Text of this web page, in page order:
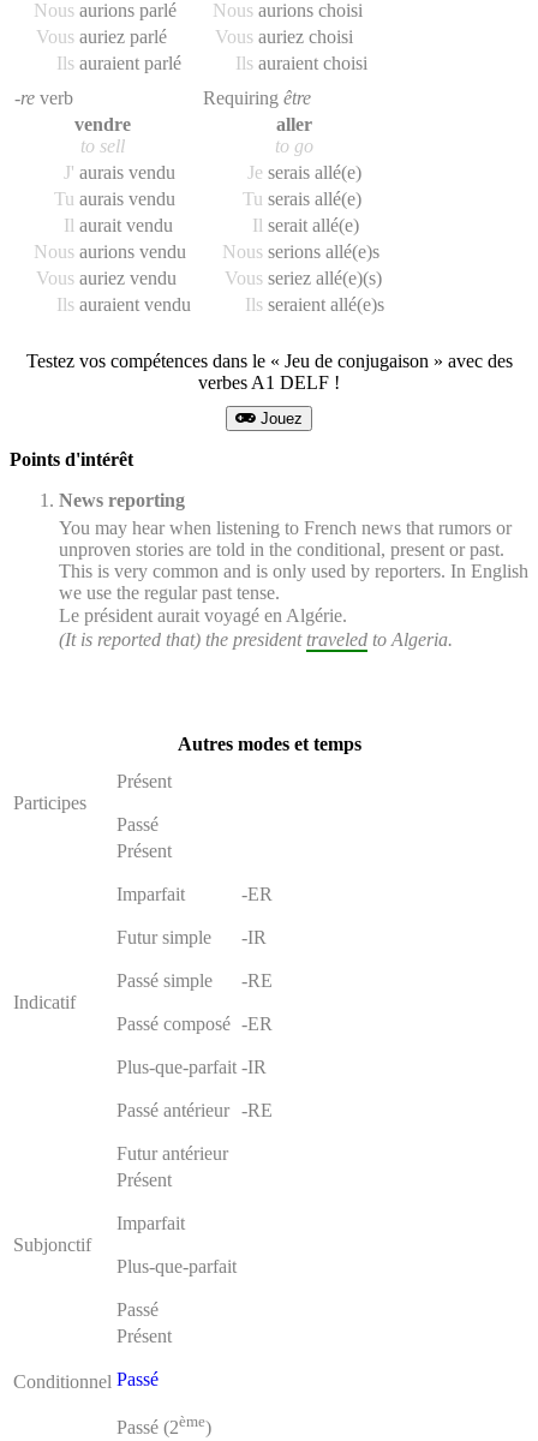
Nous aurions parlé
Vous auriez parlé
Ils auraient parlé
Nous aurions choisi
Vous auriez choisi
Ils auraient choisi
-re verb
vendre
to sell
J' aurais vendu
Tu aurais vendu
Il aurait vendu
Nous aurions vendu
Vous auriez vendu
Ils auraient vendu
Requiring être
aller
to go
Je serais allé(e)
Tu serais allé(e)
Il serait allé(e)
Nous serions allé(e)s
Vous seriez allé(e)(s)
Ils seraient allé(e)s
Testez vos compétences dans le « Jeu de conjugaison » avec des
verbes A1 DELF !
Jouez
Points d'intérêt
News reporting
You may hear when listening to French news that rumors or
unproven stories are told in the conditional, present or past.
This is very common and is only used by reporters. In English
we use the regular past tense.
Le président aurait voyagé en Algérie.
(It is reported that) the presidenttraveled to Algeria.
Autres modes et temps
Participes
Présent
Passé
Indicatif
Présent
Imparfait
Futur simple
Passé simple
Passé composé
Plus-que-parfait
Passé antérieur
Futur antérieur
-ER
-IR
-RE
-ER
-IR
-RE
Subjonctif
Présent
Imparfait
Plus-que-parfait
Passé
Conditionnel
Présent
Passé
Passé (2ème)